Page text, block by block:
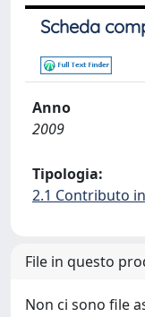
Scheda
Anno
2009
Tipologia:
2.1 Contributo
File in questo
Non ci sono file